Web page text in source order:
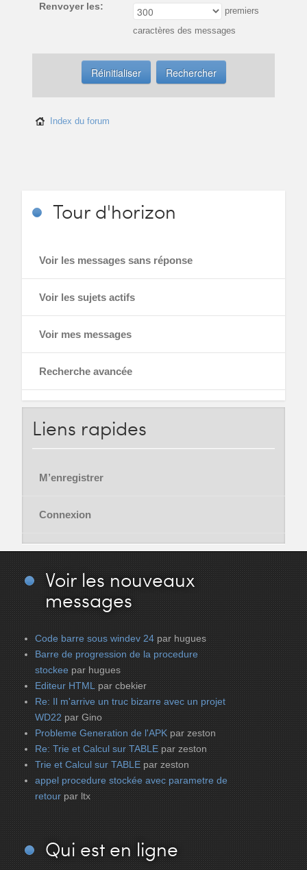
Renvoyer les: premiers
caractères des messages
Index du forum
Tourd'horizon
Voir les messages sans réponse
Voir les sujets actifs
Voir mes messages
Recherche avancée
Liens rapides
M’enregistrer
Connexion
Voir les nouveaux
messages
Code barre sous windev 24 par hugues
Barre de progression de la procedure
stockee par hugues
Editeur HTML par cbekier
Re: Il m'arrive un truc bizarre avec un projet
WD22 par Gino
Probleme Generation de l'APK par zeston
Re: Trie et Calcul sur TABLE par zeston
Trie et Calcul sur TABLE par zeston
appel procedure stockée avec parametre de
retour par ltx
Qui est en ligne